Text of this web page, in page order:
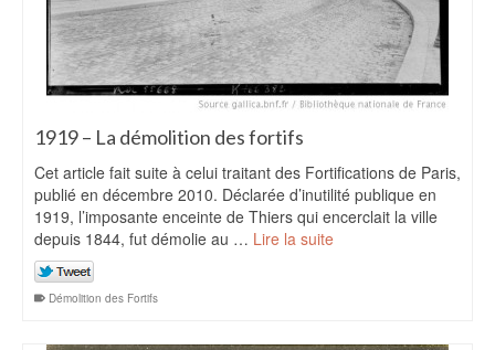
1919 – La démolition des fortifs
Cet article fait suite à celui traitant des Fortifications de Paris,
publié en décembre 2010. Déclarée d’inutilité publique en
1919, l’imposante enceinte de Thiers qui encerclait la ville
depuis 1844, fut démolie au … Lire la suite
Démolition des Fortifs